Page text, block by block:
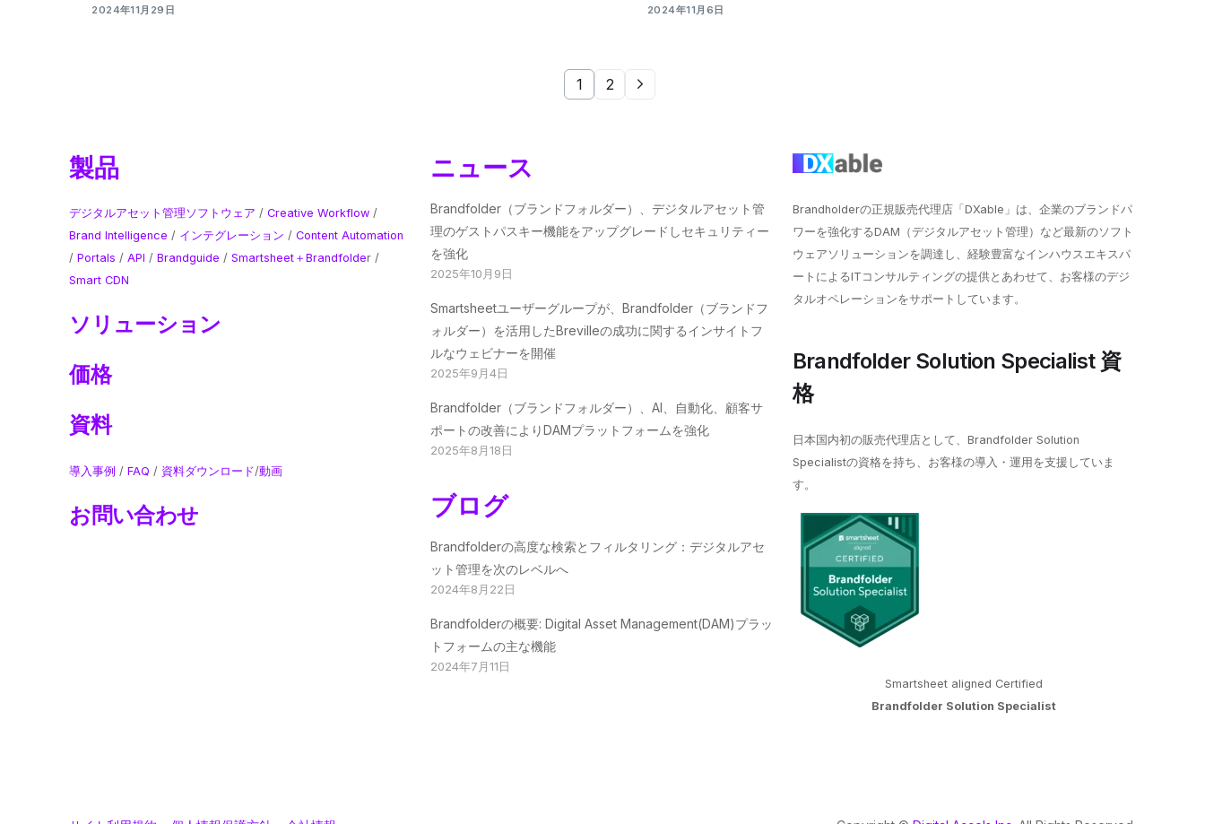
2024年11月29日 2024年11月6日
1 2
製品
デジタルアセット管理ソフトウェア /Creative Workflow /
Brand Intelligence ​ / インテグレーション /Content Automation
/Portals /API /Brandguide /Smartsheet＋Brandfolder /
Smart CDN
ソリューション
価格
資料
導入事例 /FAQ / 資料ダウンロード/動画
お問い合わせ
ニュース
Brandfolder（ブランドフォルダー）、デジタルアセット管
理のゲストパスキー機能をアップグレードしセキュリティー
を強化
2025年10月9日
Smartsheetユーザーグループが、Brandfolder（ブランドフ
ォルダー）を活用したBrevilleの成功に関するインサイトフ
ルなウェビナーを開催
2025年9月4日
Brandfolder（ブランドフォルダー）、AI、自動化、顧客サ
ポートの改善によりDAMプラットフォームを強化
2025年8月18日
ブログ
Brandfolderの高度な検索とフィルタリング：デジタルアセ
ット管理を次のレベルへ
2024年8月22日
Brandfolderの概要: Digital Asset Management(DAM)プラッ
トフォームの主な機能
2024年7月11日
Brandholderの正規販売代理店「DXable」は、企業のブランドパ
ワーを強化するDAM（デジタルアセット管理）など最新のソフト
ウェアソリューションを調達し、経験豊富なインハウスエキスパ
ートによるITコンサルティングの提供とあわせて、お客様のデジ
タルオペレーションをサポートしています。
Brandfolder Solution Specialist 資
格
日本国内初の販売代理店として、Brandfolder Solution
Specialistの資格を持ち、お客様の導入・運用を支援していま
す。
Smartsheet aligned Certified
Brandfolder Solution Specialist